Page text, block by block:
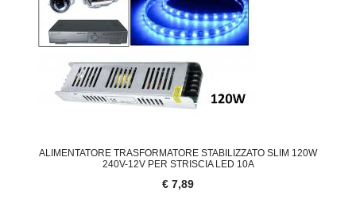
ALIMENTATORE TRASFORMATORE STABILIZZATO SLIM 120W
240V-12V PER STRISCIA LED 10A
€ 7,89